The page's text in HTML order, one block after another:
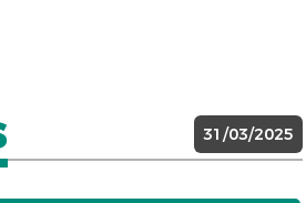
31/03/2025